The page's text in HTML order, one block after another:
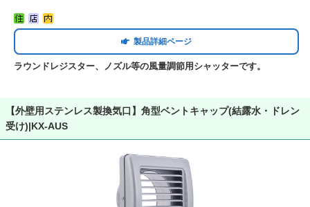
製品詳細ページ
ラウンドレジスター、ノズル等の風量調節用シャッターです。
【外壁用ステンレス製換気口】角型ベントキャップ(結露水・ドレン
受け)|KX-AUS